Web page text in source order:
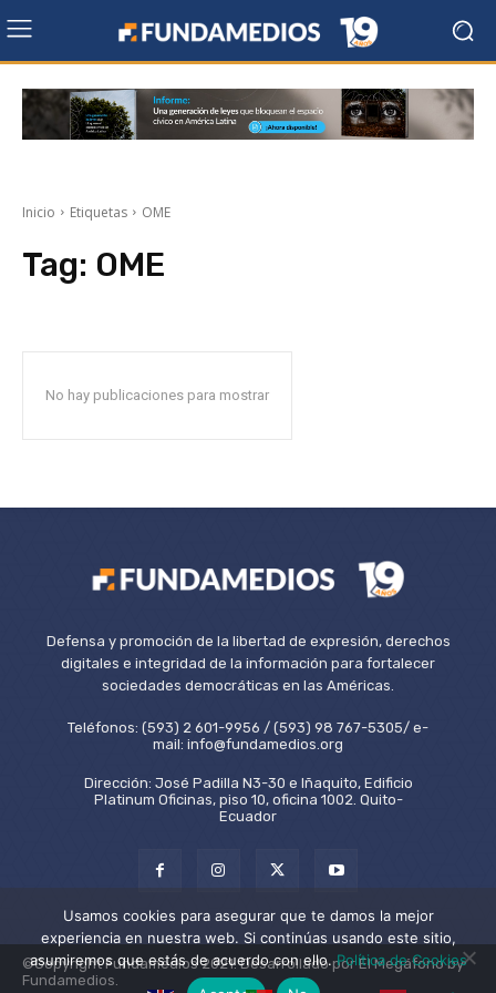
Inicio Etiquetas OME
Tag: OME
No hay publicaciones para mostrar
Defensa y promoción de la libertad de expresión, derechos
digitales e integridad de la información para fortalecer
sociedades democráticas en las Américas.
Teléfonos: (593) 2 601-9956 / (593) 98 767-5305/ e-
mail: info@fundamedios.org
Dirección: José Padilla N3-30 e Iñaquito, Edificio
Platinum Oficinas, piso 10, oficina 1002. Quito-
Ecuador
©Copyright Fundamedios 2021. Desarrollado por El Megáfono by
Fundamedios.
Usamos cookies para asegurar que te damos la mejor
experiencia en nuestra web. Si continúas usando este sitio,
asumiremos que estás de acuerdo con ello.Política de Cookies